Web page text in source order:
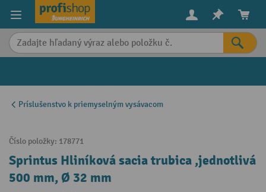
content
Príslušenstvo k priemyselným vysávacom
Číslo položky: 178771
Sprintus Hliníková sacia trubica ,jednotlivá
500 mm, Ø 32 mm